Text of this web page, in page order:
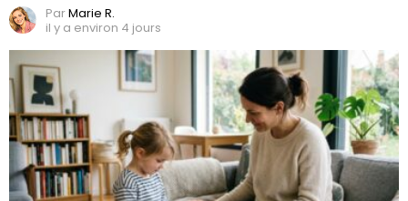
ParMarie R.
il y a environ 4 jours